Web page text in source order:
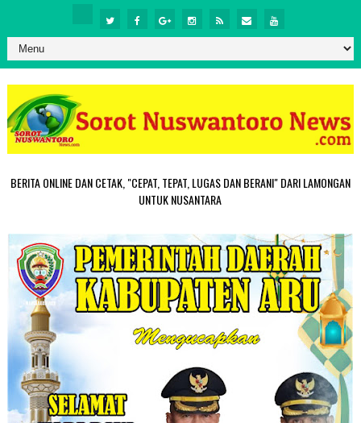
BERITA ONLINE DAN CETAK, "CEPAT, TEPAT, LUGAS DAN BERANI" DARI LAMONGAN
UNTUK NUSANTARA